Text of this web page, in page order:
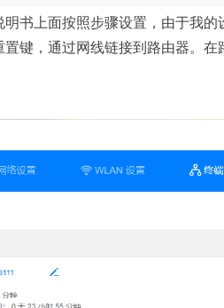
书上面按照步骤设置，由于我的
键，通过网线链接到路由器。